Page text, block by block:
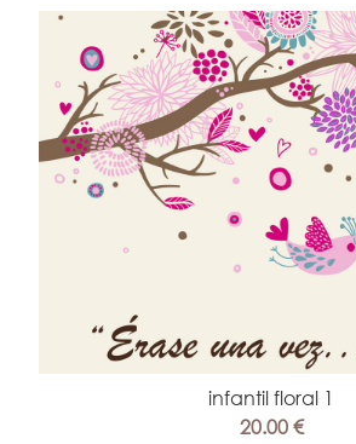
infantil floral 1
20.00 €